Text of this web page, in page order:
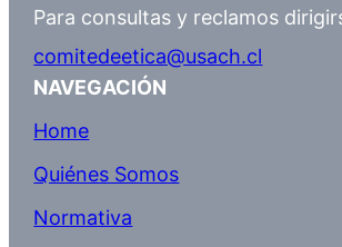
Para consultas y reclamos
comitedeetica@usach.cl
NAVEGACIÓN
Home
Quiénes Somos
Normativa